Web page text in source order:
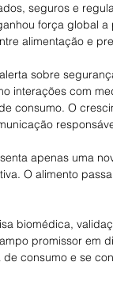
seguros e
força global
alimentação e
sobre
interações com
consumo. O
apenas uma
O alimento
biomédica,
promissor em
consumo e se